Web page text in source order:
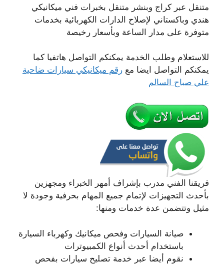
متنقل عبر كراج وبنشر متنقل بخبرات فني ميكانيكي
هندي وباكستاني لإصلاح الدارات الكهربائية بخدمات
متوفرة على مدار الساعة وبأسعار رخيصة
للاستعلام وطلب الخدمة يمكنكم التواصل هاتفيا كما
يمكنكم التواصل ايضا مع رقم ميكانيكي سيارات ضاحية
علي صباح السالم
فريقنا الفني مدرب بإشراف أمهر الخبراء ومجهزين
بأحدث التجهيزات لإتمام جميع المهام بحرفية وجودة لا
مثيل وتتضمن عدة خدمات ومنها:
صيانة السيارات وفحص ميكانيك وكهرباء السيارة
باستخدام أحدث أنواع الكمبيوترات
نقوم أيضا عبر خدمة تصليح سيارات بفحص